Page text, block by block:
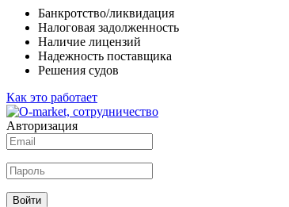
Банкротство/ликвидация
Налоговая задолженность
Наличие лицензий
Надежность поставщика
Решения судов
Как это работает
Авторизация
Войти